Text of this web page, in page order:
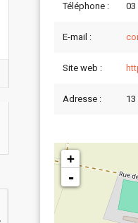
Téléphone : 03
E-mail :
Site web :
Adresse :
+
-